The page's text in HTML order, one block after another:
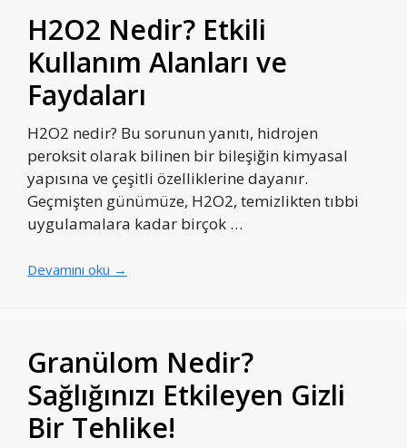
H2O2 Nedir? Etkili
Kullanım Alanları ve
Faydaları
H2O2 nedir? Bu sorunun yanıtı, hidrojen
peroksit olarak bilinen bir bileşiğin kimyasal
yapısına ve çeşitli özelliklerine dayanır.
Geçmişten günümüze, H2O2, temizlikten tıbbi
uygulamalara kadar birçok …
Devamını oku →
Granülom Nedir?
Sağlığınızı Etkileyen Gizli
Bir Tehlike!